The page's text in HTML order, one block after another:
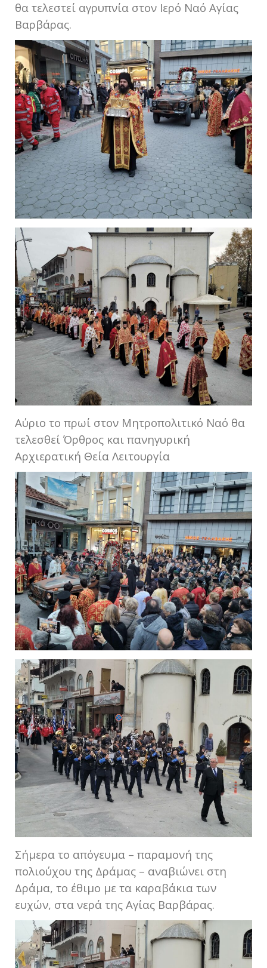
θα τελεστεί αγρυπνία στον Ιερό Ναό Αγίας
Βαρβάρας.
Αύριο το πρωί στον Μητροπολιτικό Ναό θα
τελεσθεί Όρθρος και πανηγυρική
Αρχιερατική Θεία Λειτουργία
Σήμερα το απόγευμα – παραμονή της
πολιούχου της Δράμας – αναβιώνει στη
Δράμα, το έθιμο με τα καραβάκια των
ευχών, στα νερά της Αγίας Βαρβάρας.